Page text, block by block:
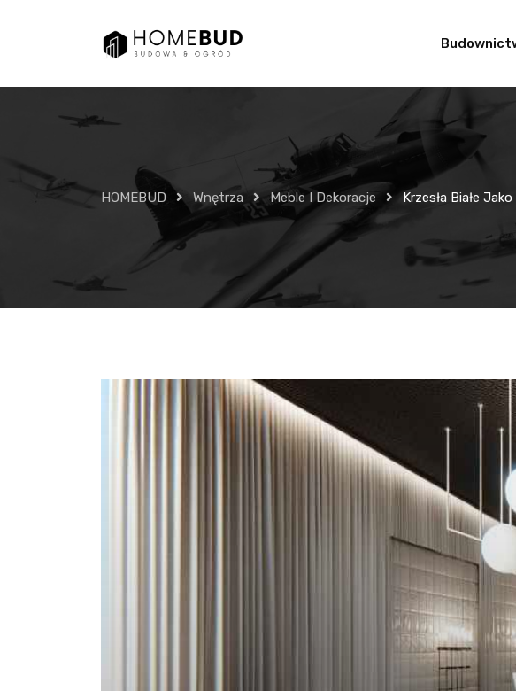
HOMEBUD Wnętrza Meble I Dekoracje Krzesła Białe